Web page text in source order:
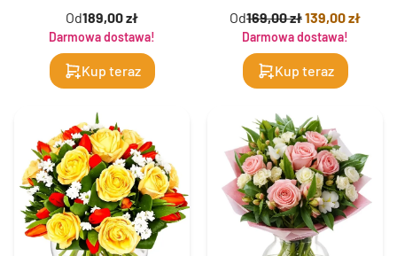
Od189,00 zł
Darmowa dostawa!
Kup teraz
Od169,00 zł139,00 zł
Darmowa dostawa!
Kup teraz